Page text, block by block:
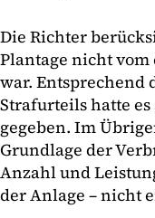
Die Richter
Plantage nicht
war. Entsprechend
Strafurteils hatte
gegeben. Im
Grundlage der
Anzahl und
der Anlage – nicht